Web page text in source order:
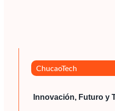
ChucaoTech
Innovación, Futuro y